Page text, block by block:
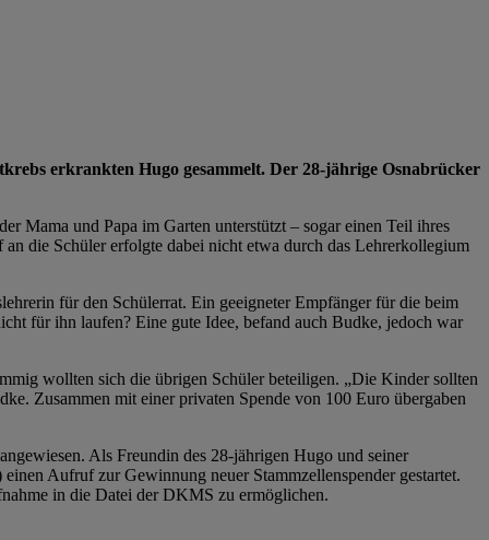
erkrankten Hugo gesammelt. Der 28-jährige Osnabrücker
Mama und Papa im Garten unterstützt – sogar einen Teil ihres
die Schüler erfolgte dabei nicht etwa durch das Lehrerkollegium
für den Schülerrat. Ein geeigneter Empfänger für die beim
für ihn laufen? Eine gute Idee, befand auch Budke, jedoch war
wollten sich die übrigen Schüler beteiligen. „Die Kinder sollten
Zusammen mit einer privaten Spende von 100 Euro übergaben
Als Freundin des 28-jährigen Hugo und seiner
Aufruf zur Gewinnung neuer Stammzellenspender gestartet.
in die Datei der DKMS zu ermöglichen.